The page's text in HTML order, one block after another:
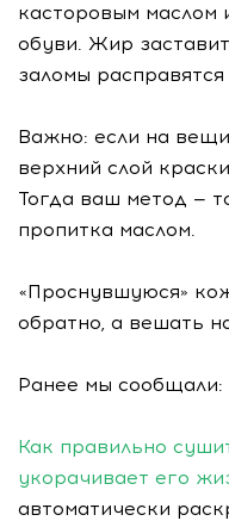
касторовым маслом
обуви. Жир
заломы расправятся
Важно: если на
верхний слой
Тогда ваш метод —
пропитка маслом.
«Проснувшуюся»
обратно, а вешать
Ранее мы сообщали:
Как правильно
укорачивает его
автоматически